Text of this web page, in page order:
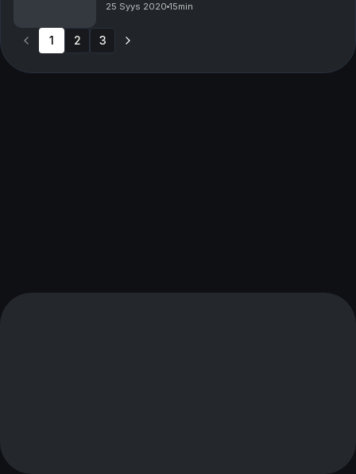
av detaljer, har friat till sin döende kusin Berenice.
25 Syys 2020 15min
1 2 3